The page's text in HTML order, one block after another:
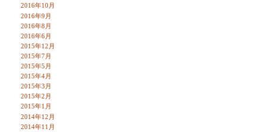
2016年10月
2016年9月
2016年8月
2016年6月
2015年12月
2015年7月
2015年5月
2015年4月
2015年3月
2015年2月
2015年1月
2014年12月
2014年11月